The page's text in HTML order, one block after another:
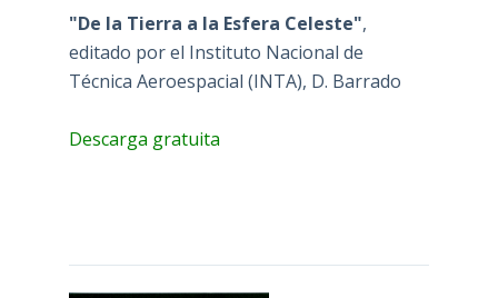
"De la Tierra a la Esfera Celeste",
editado por el Instituto Nacional de
Técnica Aeroespacial (INTA), D. Barrado
Descarga gratuita